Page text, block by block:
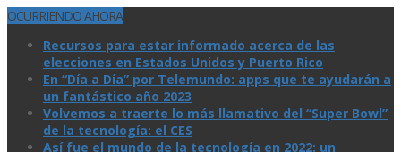
OCURRIENDO AHORA
Recursos para estar informado acerca de las
elecciones en Estados Unidos y Puerto Rico
En “Día a Día” por Telemundo: apps que te ayudarán a
un fantástico año 2023
Volvemos a traerte lo más llamativo del “Super Bowl”
de la tecnologí­a: el CES
Así­ fue el mundo de la tecnologí­a en 2022: un